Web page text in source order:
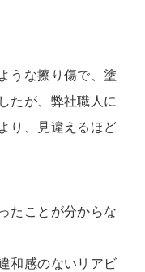
うな擦り傷で、塗
たが、弊社職人に
り、見違えるほど
たことが分からな
和感のないリアビ